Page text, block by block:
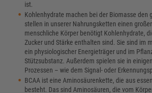
ist.
Kohlenhydrate machen bei der Biomasse den
stellen in unserer Nahrungsketten einen
menschliche Körper benötigt Kohlenhydrate,
Zucker und Stärke enthalten sind. Sie sind im
ein physiologischer Energieträger und im
Stützsubstanz. Außerdem spielen sie in
Prozessen – wie dem Signal- oder
BCAA ist eine Aminosäurenkette, die aus
besteht. Das sind Aminosäuren, die vom